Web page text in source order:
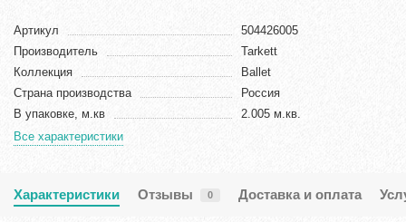
Артикул
504426005
Производитель
Tarkett
Коллекция
Ballet
Страна производства
Россия
В упаковке, м.кв
2.005 м.кв.
Все характеристики
Характеристики Отзывы 0 Доставка и оплата